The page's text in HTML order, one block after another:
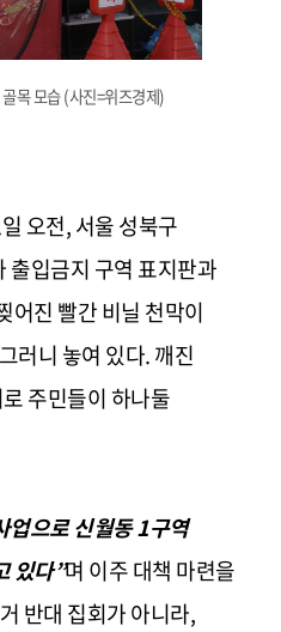
골목 모습 (사진=위즈경제)
오전, 서울 성북구
출입금지 구역 표지판과
어진 빨간 비닐 천막이
러니 놓여 있다. 깨진
주민들이 하나둘
업으로 신월동 1구역
있다”며 이주 대책 마련을
반대 집회가 아니라,